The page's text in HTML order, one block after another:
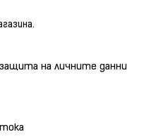
на личните данни